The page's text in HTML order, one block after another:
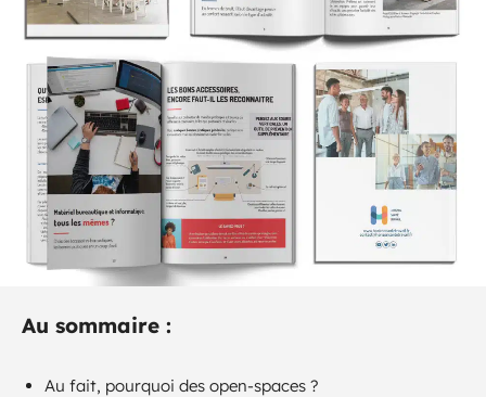
Au sommaire :
Au fait, pourquoi des open-spaces ?